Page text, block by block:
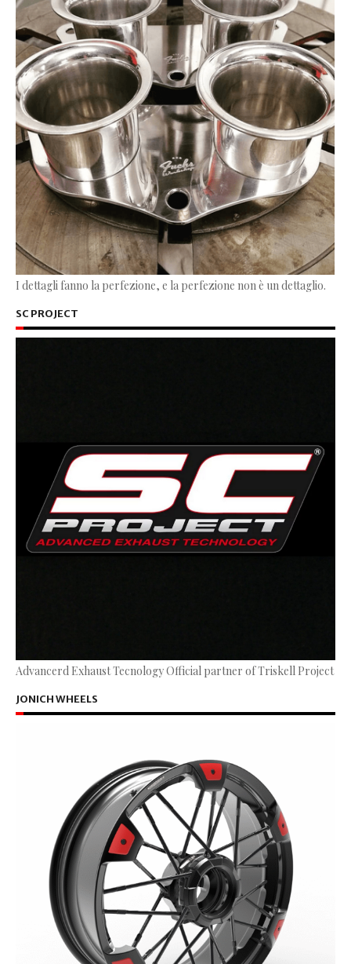
I dettagli fanno la perfezione, e la perfezione non è un dettaglio.
SC PROJECT
Advancerd Exhaust Tecnology Official partner of Triskell Project
JONICH WHEELS